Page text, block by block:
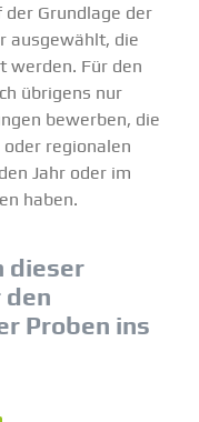
Grundlage der
ausge­wählt, die
werden. Für den
übrigens nur
bewerben, die
regio­nalen
Jahr oder im
haben.
dieser
den
Proben ins